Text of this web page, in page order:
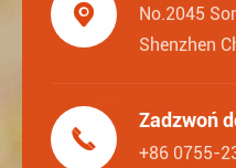

No.2045
Shenzhen

Zadzwoń
+86 0755-